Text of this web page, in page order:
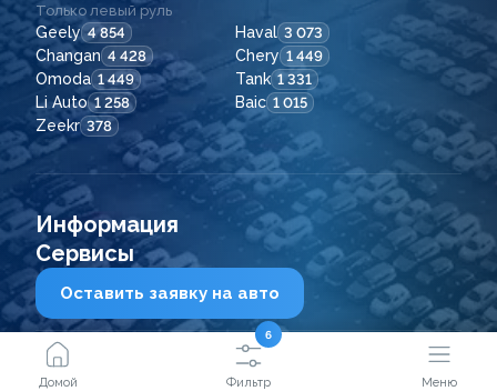
Только левый руль
Geely 4 854 Haval 3 073
Changan 4 428 Chery 1 449
Omoda 1 449 Tank 1 331
Li Auto 1 258 Baic 1 015
Zeekr 378
Информация
Сервисы
2021 - 2026 © ООО "Сейфкар ВЛ"
Домой Фильтр
6
Меню
Оставить заявку на авто